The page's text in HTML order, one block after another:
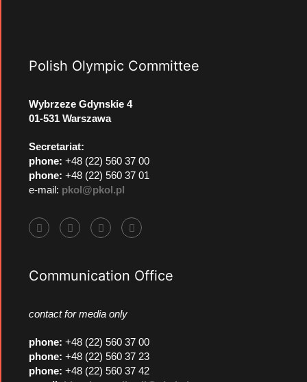
Polish Olympic Committee
Wybrzeze Gdynskie 4
01-531 Warszawa
Secretariat:
phone: +48 (22) 560 37 00
phone: +48 (22) 560 37 01
e-mail: pkol@pkol.pl
Communication Office
contact for media only
phone: +48 (22) 560 37 00
phone: +48 (22) 560 37 23
phone: +48 (22) 560 37 42